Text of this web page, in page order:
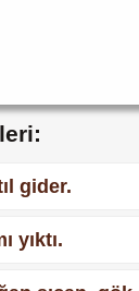
gider.
yıktı.